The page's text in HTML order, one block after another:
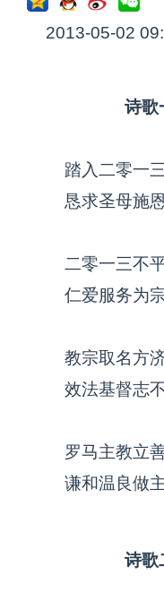
2013-05-02
诗歌
踏入二零一
恳求圣母施
二零一三不
仁爱服务为
教宗取名方
效法基督志
罗马主教立
谦和温良做
诗歌